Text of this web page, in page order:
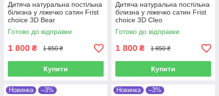
Дитяча натуральна постільна
білизна у ліжечко сатин Frist
choice 3D Bear
Готово до відправки
1 800 ₴ 1 850 ₴
Купити
Дитяча натуральна постільна
білизна у ліжечко сатин Frist
choice 3D Cleo
Готово до відправки
1 800 ₴ 1 850 ₴
Купити
Новинка –3% Новинка –3%